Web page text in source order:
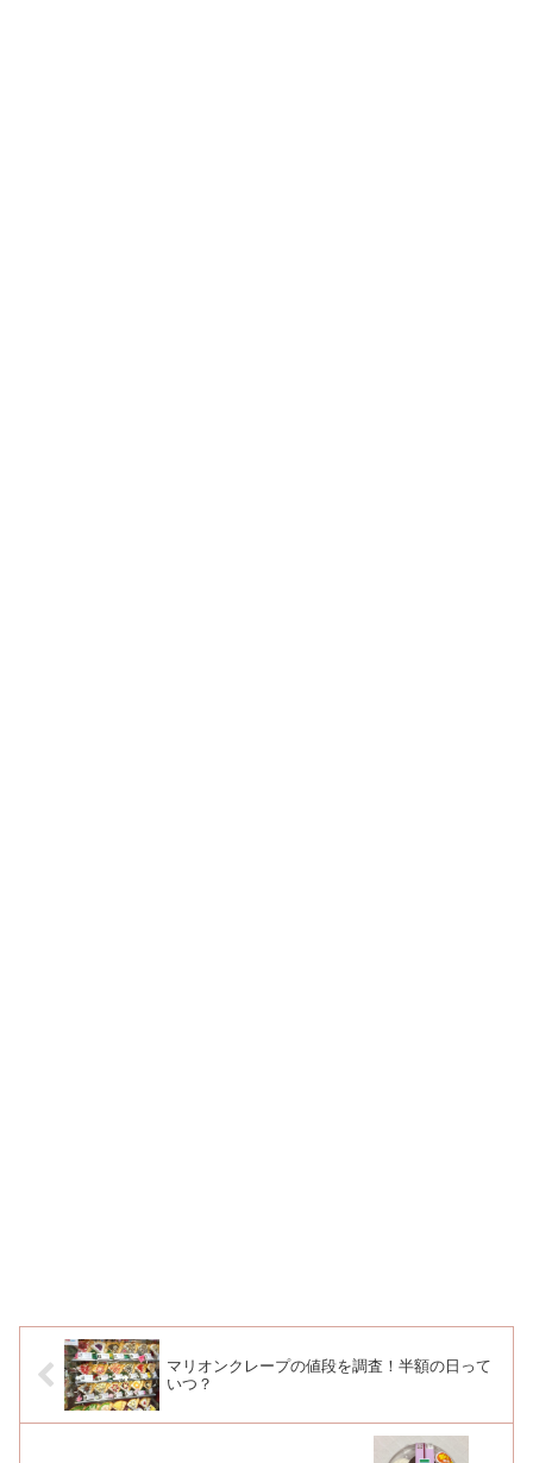
マリオンクレープの値段を調査！半額の日って
いつ？